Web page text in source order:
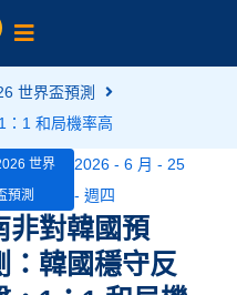
世界盃預測
：1 和局機率高
世界
預測
2026 - 6 月 - 25
- 週四
非對韓國預
：韓國穩守反